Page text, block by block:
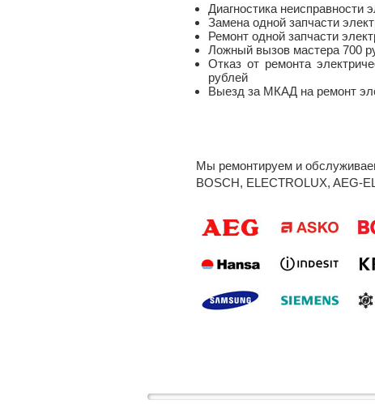
Диагностика
Замена одной запчасти
Ремонт одной запчасти
Ложный вызов мастера 700
Отказ от ремонта
рублей
Выезд за МКАД на ремонт
Мы ремонтируем и
BOSCH, ELECTROLUX, AEG-